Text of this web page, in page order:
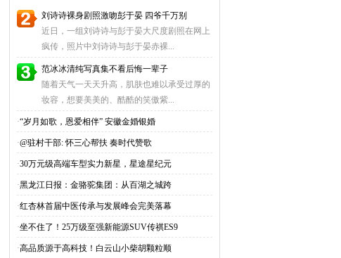
刘诗诗裸身剧照激吻彭于晏 四爷千万别
近日，一组刘诗诗与彭于晏大尺度剧照在网上
疯传，照片中刘诗诗与彭于晏赤裸...
范冰冰清纯写真集不看后悔一辈子
随着天气一天天升高，肌肤也难以承受过厚的
妆容，想要美美的、酷酷的笑傲紫...
·“岁月如歌，恩爱相伴” 安徽金婚银婚
·@驻村干部: 怀三心帮扶 奏时代赞歌
·30万元级高端车型实力新星，星途星纪元
·黑龙江日报：金骆驼集团：从百湖之城跨
·红杏林首届中医传承与发展峰会完美落幕
·坐不住了！25万级至强新能源SUV传祺ES9
·高品质源于高科技！白云山小柴胡颗粒顺